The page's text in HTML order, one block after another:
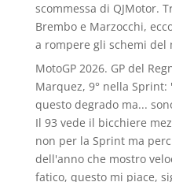
scommessa di QJMotor.
Brembo e Marzocchi,
a rompere gli schemi del
MotoGP 2026. GP del
Marquez, 9° nella
questo degrado ma...
Il 93 vede il bicchiere
non per la Sprint ma
dell'anno che mostro
fatico, questo mi piace,